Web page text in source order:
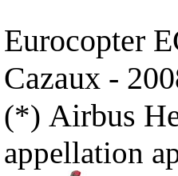
Eurocopter
Cazaux -
(*) Airbus
appellation